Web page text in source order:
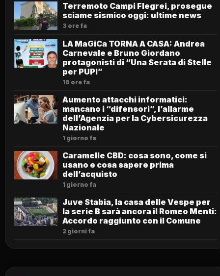
Terremoto Campi Flegrei, prosegue
sciame sismico oggi: ultime news
3 ore fa
LA MaGiCa TORNA A CASA: Andrea
Carnevale e Bruno Giordano
protagonisti di “Una Serata di Stelle
per PUPI”
18 ore fa
Aumento attacchi informatici:
mancano i “difensori”, l’allarme
dell’Agenzia per la Cybersicurezza
Nazionale
1 giorno fa
Caramelle CBD: cosa sono, come si
usano e cosa sapere prima
dell’acquisto
1 giorno fa
Juve Stabia, la casa delle Vespe per
la serie B sarà ancora il Romeo Menti:
Accordo raggiunto con il Comune
2 giorni fa